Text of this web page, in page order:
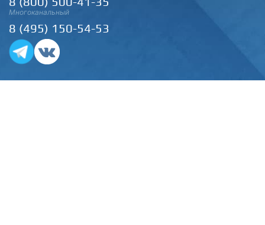
Многоканальный
8 (495) 150-54-53